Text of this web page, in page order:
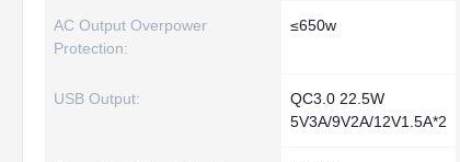
AC Output Overpower
Protection:
≤650w
USB Output:
QC3.0 22.5W
5V3A/9V2A/12V1.5A*2